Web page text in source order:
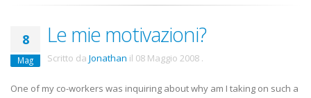
8
Mag
Le mie motivazioni?
Scritto da Jonathan il 08 Maggio 2008 .
One of my co-workers was inquiring about why am I taking on such a